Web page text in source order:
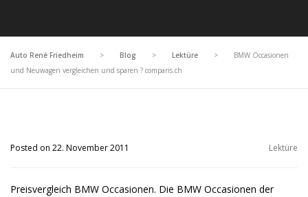
Auto René Friedheim > Blog > Lektüre >
BMW Occasionen
und Neuwagen vergleichen und sparen ? comparis.ch
Posted on 22. November 2011 Lektüre
Preisvergleich BMW Occasionen. Die BMW Occasionen der